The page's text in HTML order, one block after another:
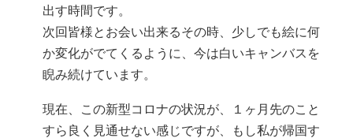
出す時間です。
次回皆様とお会い出来るその時、少しでも絵に何
か変化がでてくるように、今は白いキャンバスを
睨み続けています。
現在、この新型コロナの状況が、１ヶ月先のこと
すら良く見通せない感じですが、もし私が帰国す